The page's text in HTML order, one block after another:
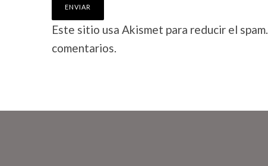
Este sitio usa Akismet para reducir el spam.
comentarios.